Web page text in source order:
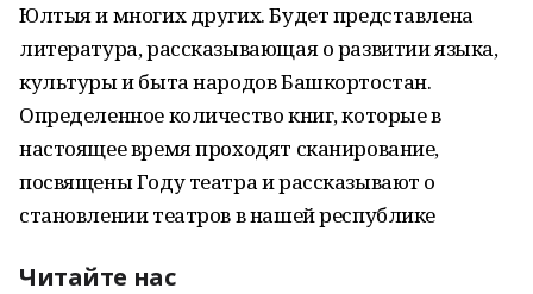
Юлтыя и многих других. Будет представлена
литература, рассказывающая о развитии языка,
культуры и быта народов Башкортостан.
Определенное количество книг, которые в
настоящее время проходят сканирование,
посвящены Году театра и рассказывают о
становлении театров в нашей республике
Читайте нас